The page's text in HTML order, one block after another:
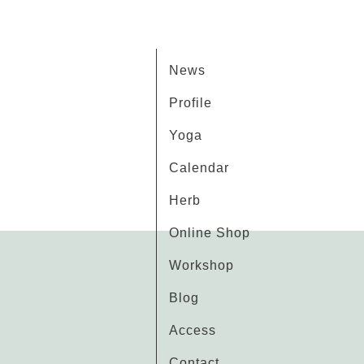
News
Profile
Yoga
Calendar
Herb
Online Shop
Workshop
Blog
Access